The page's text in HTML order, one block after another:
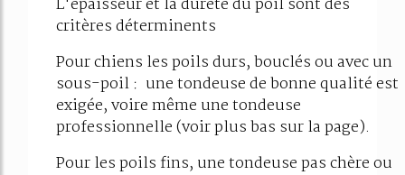
critères déterminents
Pour chiens les poils durs, bouclés ou avec un
sous-poil : une tondeuse de bonne qualité est
exigée, voire même une tondeuse
professionnelle (voir plus bas sur la page).
Pour les poils fins, une tondeuse pas chère ou